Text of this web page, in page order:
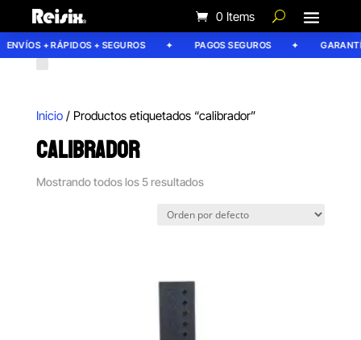
0 Items
+ RÁPIDOS + SEGUROS PAGOS SEGUROS
Inicio/ Productos etiquetados “calibrador”
CALIBRADOR
Mostrando todos los 5 resultados